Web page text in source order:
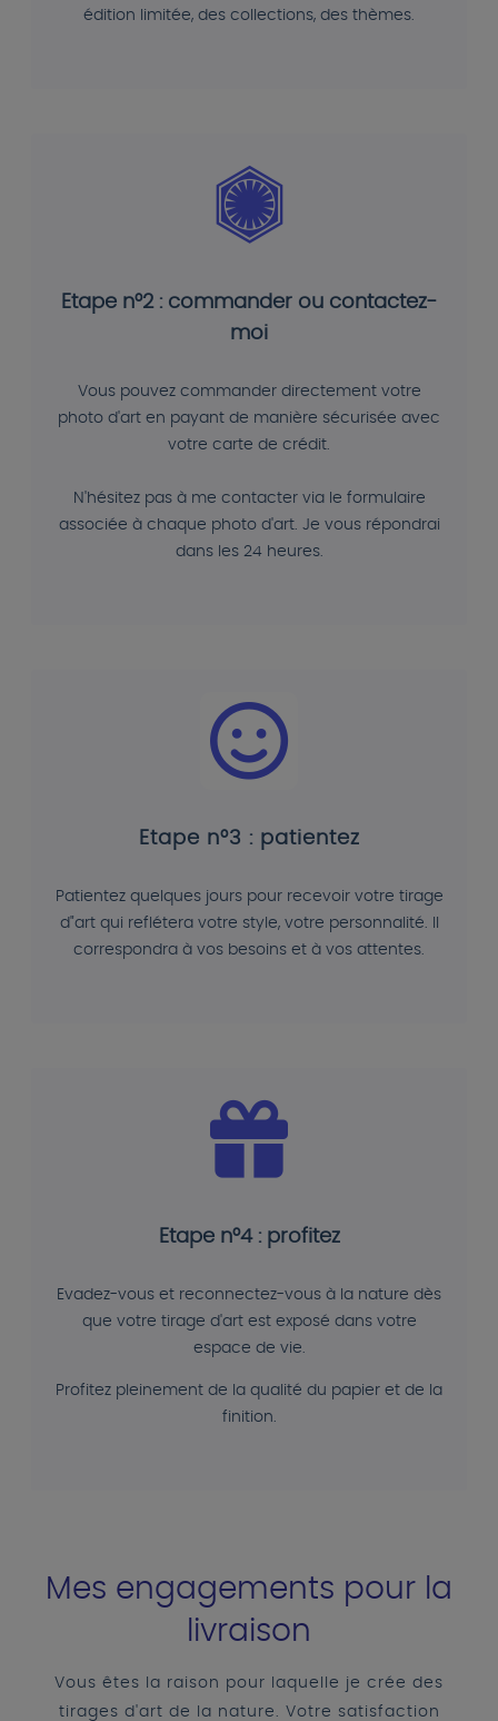
édition limitée, des collections, des thèmes.
Etape n°2 : commander ou contactez-
moi
Vous pouvez commander directement votre
photo d'art en payant de manière sécurisée avec
votre carte de crédit.
N'hésitez pas à me contacter via le formulaire
associée à chaque photo d'art. Je vous répondrai
dans les 24 heures.
Etape n°3 : patientez
Patientez quelques jours pour recevoir votre tirage
d"art qui reflétera votre style, votre personnalité. Il
correspondra à vos besoins et à vos attentes.
Etape n°4 : profitez
Evadez-vous et reconnectez-vous à la nature dès
que votre tirage d'art est exposé dans votre
espace de vie.
Profitez pleinement de la qualité du papier et de la
finition.
Mes engagements pour la
livraison
Vous êtes la raison pour laquelle je crée des
tirages d'art de la nature. Votre satisfaction